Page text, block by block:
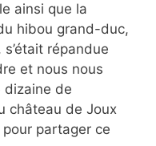
ainsi que la
hibou grand-duc,
répandue
et nous nous
dizaine de
château de Joux
pour partager ce